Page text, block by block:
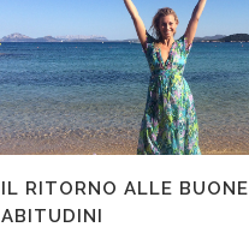
IL RITORNO ALLE BUONE
ABITUDINI